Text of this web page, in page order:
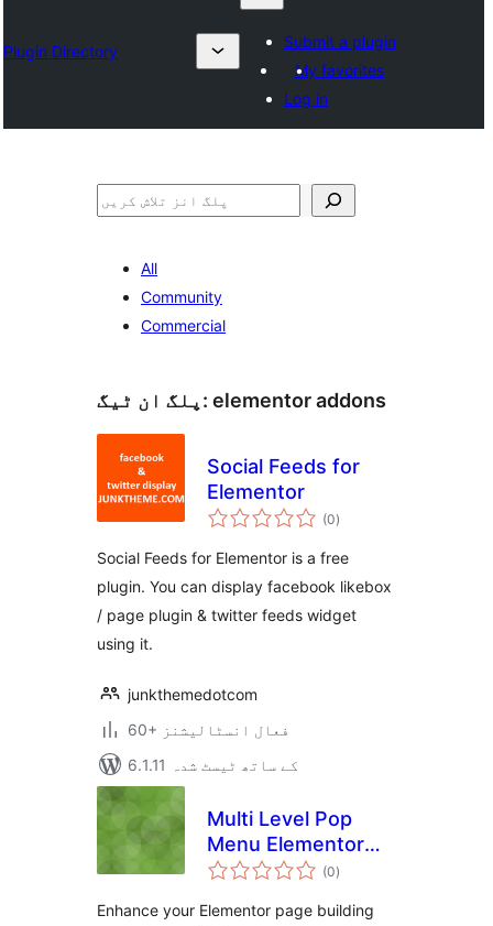
Plugin Directory
Submit a plugin
My favorites
Log in
تلاش
All
Community
Commercial
پلگ ان ٹیگ: elementor addons
Social Feeds for
Elementor
(0مجموعی
درجہ
)
Social Feeds for Elementor is a free
plugin. You can display facebook likebox
/ page plugin & twitter feeds widget
using it.
junkthemedotcom
60+ فعال انسٹالیشنز
6.1.11 کے ساتھ ٹیسٹ شدہ
Multi Level Pop
Menu Elementor
Addons
(0مجموعی
درجہ
)
Enhance your Elementor page building